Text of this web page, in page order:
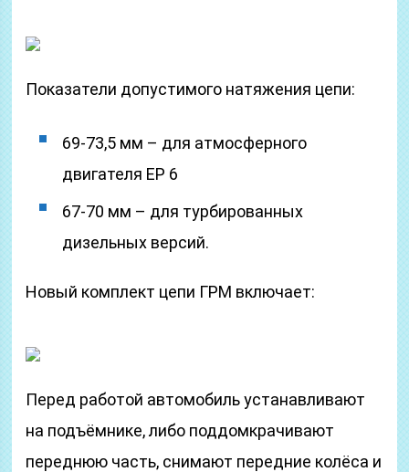
Показатели допустимого натяжения цепи:
69-73,5 мм – для атмосферного
двигателя ЕР 6
67-70 мм – для турбированных
дизельных версий.
Новый комплект цепи ГРМ включает:
Перед работой автомобиль устанавливают
на подъёмнике, либо поддомкрачивают
переднюю часть, снимают передние колёса и